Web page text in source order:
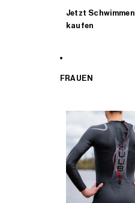
Jetzt Schwimmen
kaufen
FRAUEN